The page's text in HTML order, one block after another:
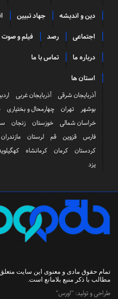
دین و اندیشه جهاد تبیین
اجتماعی رصد فیلم و صوت
درباره ما تماس با ما
استان ها
آذربایجان شرقی آذربایجان غربی
بوشهر
تهران چهارمحال و بختیاری
خراسان شمالی
خوزستان زنجان
فارس
قزوین قم لرستان مازندران
کردستان
کرمان کرمانشاه
یزد
تمام حقوق مادی و معنوی این سایت
مطالب با ذکر منبع بلامانع است.
طراحی و تولید: "اورس"